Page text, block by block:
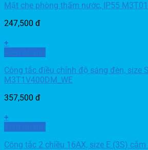
Mặt che phòng thấm nước, IP55
247,500 đ
+
Công tắc điều chỉnh độ sáng đèn, size
M3T1V400DM_WE
357,500 đ
+
Công tắc 2 chiều 16AX, size E (3S)